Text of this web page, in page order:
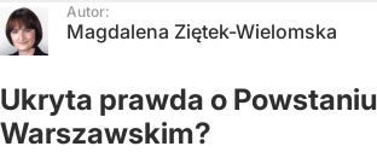
Autor:
Magdalena Ziętek-Wielomska
Ukryta prawda o Powstaniu
Warszawskim?